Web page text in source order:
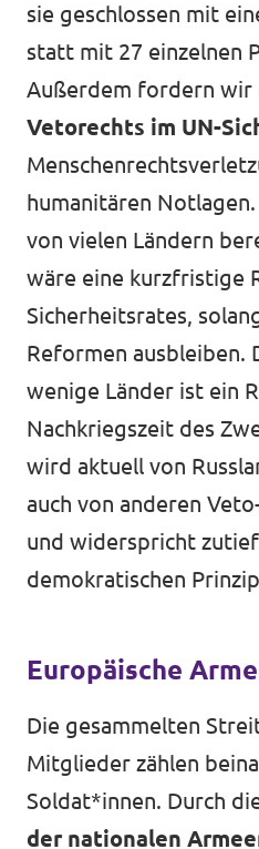
sie geschlossen mit
statt mit 27 einzelnen
Außerdem fordern wir
Vetorechts im UN-
humanitären
von vielen Ländern
wäre eine kurzfristige
Sicherheitsrates,
Reformen ausbleiben.
wenige Länder ist ein
Nachkriegszeit des
wird aktuell von
auch von anderen
und widerspricht
demokratischen
Europäische
Die gesammelten
Mitglieder zählen
Soldat*innen. Durch
der nationalen